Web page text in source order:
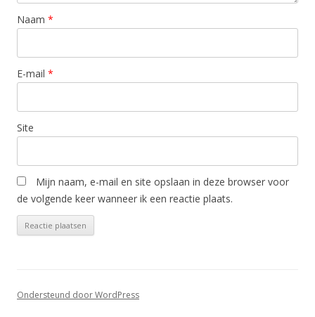
Naam *
E-mail *
Site
Mijn naam, e-mail en site opslaan in deze browser voor
de volgende keer wanneer ik een reactie plaats.
Ondersteund door WordPress